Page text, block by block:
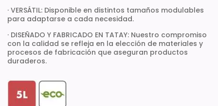
· VERSÁTIL: Disponible en distintos tamaños modulables
para adaptarse a cada necesidad.
· DISEÑADO Y FABRICADO EN TATAY: Nuestro compromiso
con la calidad se refleja en la elección de materiales y
procesos de fabricación que aseguran productos
duraderos.